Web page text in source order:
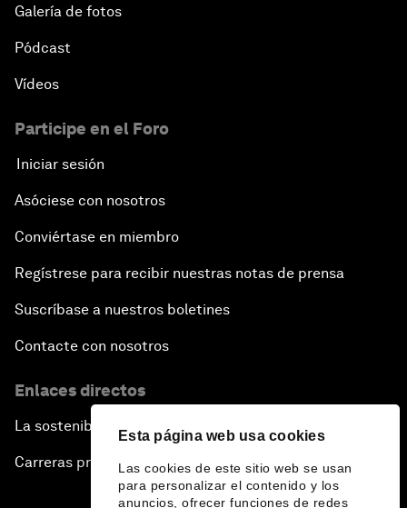
Esta página web usa cookies
Las cookies de este sitio web se usan
para personalizar el contenido y los
anuncios, ofrecer funciones de redes
Galería de fotos
Pódcast
Vídeos
Participe en el Foro
Iniciar sesión
Asóciese con nosotros
Conviértase en miembro
Regístrese para recibir nuestras notas de prensa
Suscríbase a nuestros boletines
Contacte con nosotros
Enlaces directos
La sostenibilidad en el Foro
Carreras profesionales